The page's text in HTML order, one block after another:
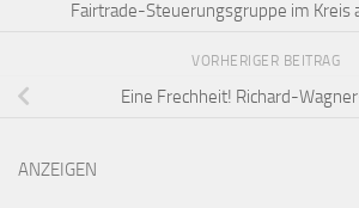
Fairtrade-Steuerungsgruppe im Kreis
VORHERIGER BEITRAG
Eine Frechheit! Richard-
ANZEIGEN